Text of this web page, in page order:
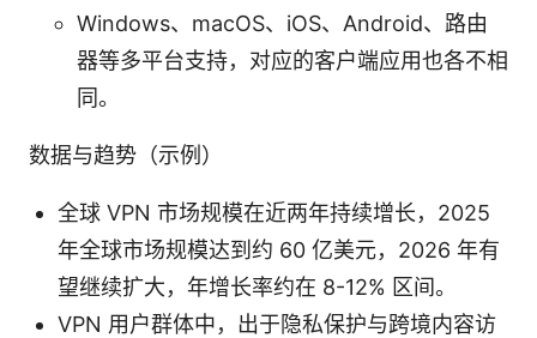
Windows、macOS、iOS、Android、路由
器等多平台支持，对应的客户端应用也各不相
同。
数据与趋势（示例）
全球 VPN 市场规模在近两年持续增长，2025
年全球市场规模达到约 60 亿美元，2026 年有
望继续扩大，年增长率约在 8-12% 区间。
VPN 用户群体中，出于隐私保护与跨境内容访